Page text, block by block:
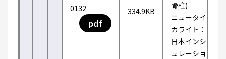
0132
pdf
334.9KB
骨柱)
ニュータイ
カライト：
日本インシ
ュレーショ